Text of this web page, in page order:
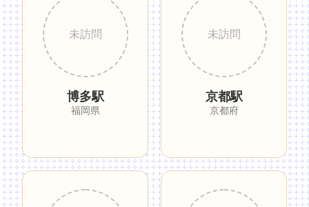
博多駅
福岡県
京都駅
京都府